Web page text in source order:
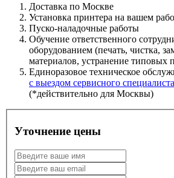
Доставка по Москве
Установка принтера на вашем
Пуско-наладочные работы
Обучение ответственного
оборудованием (печать, чистка,
материалов, устранение типовых
Единоразовое техническое
с выездом сервисного специалиста
(*действительно для Москвы)
Уточнение цены